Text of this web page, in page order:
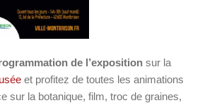
de l’exposition sur la
et profitez de toutes les animations
sur la botanique, film, troc de graines,